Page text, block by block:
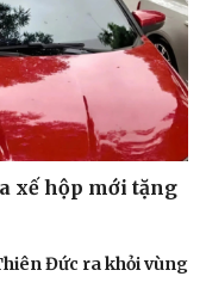
xế hộp mới tặng
Đức ra khỏi vùng